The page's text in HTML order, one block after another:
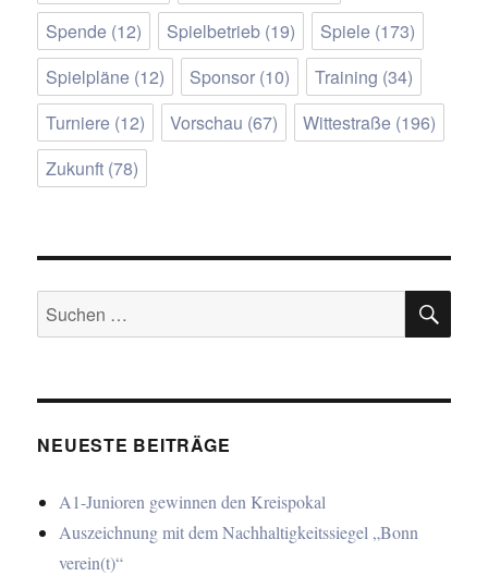
Spende (12) Spielbetrieb (19) Spiele (173)
Spielpläne (12) Sponsor (10) Training (34)
Turniere (12) Vorschau (67) Wittestraße (196)
Zukunft (78)
Suchen
nach:
NEUESTE BEITRÄGE
A1-Junioren gewinnen den Kreispokal
Auszeichnung mit dem Nachhaltigkeitssiegel „Bonn
verein(t)“